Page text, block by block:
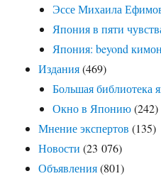
Эссе Михаила
Япония в пяти
Япония: beyond
Издания(469)
Большая библиотека
Окно в Японию(242)
Мнение экспертов (135)
Новости (23 076)
Объявления(801)